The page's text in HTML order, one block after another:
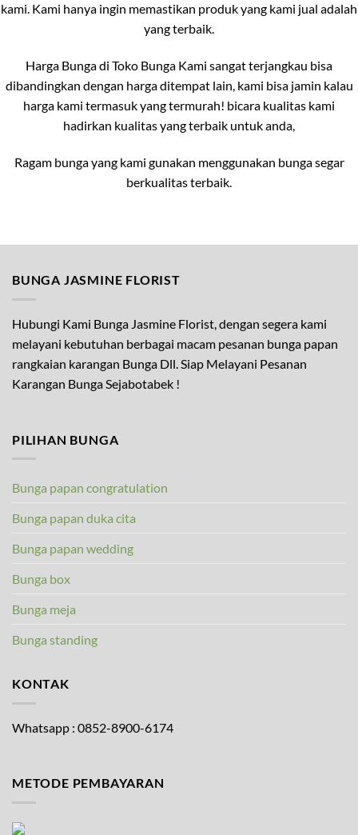
kami. Kami hanya ingin memastikan produk yang kami jual adalah
yang terbaik.
Harga Bunga di Toko Bunga Kami sangat terjangkau bisa
dibandingkan dengan harga ditempat lain, kami bisa jamin kalau
harga kami termasuk yang termurah! bicara kualitas kami
hadirkan kualitas yang terbaik untuk anda,
Ragam bunga yang kami gunakan menggunakan bunga segar
berkualitas terbaik.
BUNGA JASMINE FLORIST
Hubungi Kami Bunga Jasmine Florist, dengan segera kami
melayani kebutuhan berbagai macam pesanan bunga papan
rangkaian karangan Bunga Dll. Siap Melayani Pesanan
Karangan Bunga Sejabotabek !
PILIHAN BUNGA
Bunga papan congratulation
Bunga papan duka cita
Bunga papan wedding
Bunga box
Bunga meja
Bunga standing
KONTAK
Whatsapp : 0852-8900-6174
METODE PEMBAYARAN